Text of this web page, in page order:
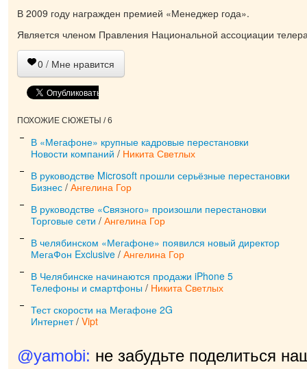
В 2009 году награжден премией «Менеджер года».
Является членом Правления Национальной ассоциации
0 / Мне нравится
ПОХОЖИЕ СЮЖЕТЫ / 6
В «Мегафоне» крупные кадровые перестановки
Новости компаний / Никита Светлых
В руководстве Microsoft прошли серьёзные перестановки
Бизнес / Ангелина Гор
В руководстве «Связного» произошли перестановки
Торговые сети / Ангелина Гор
В челябинском «Мегафоне» появился новый директор
МегаФон Exclusive / Ангелина Гор
В Челябинске начинаются продажи iPhone 5
Телефоны и смартфоны / Никита Светлых
Тест скорости на Мегафоне 2G
Интернет/ Vipt
@yamobi: не забудьте поделиться